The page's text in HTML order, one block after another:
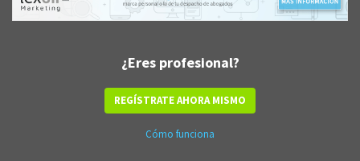
¿Eres profesional?
REGÍSTRATE AHORA MISMO
Cómo funciona